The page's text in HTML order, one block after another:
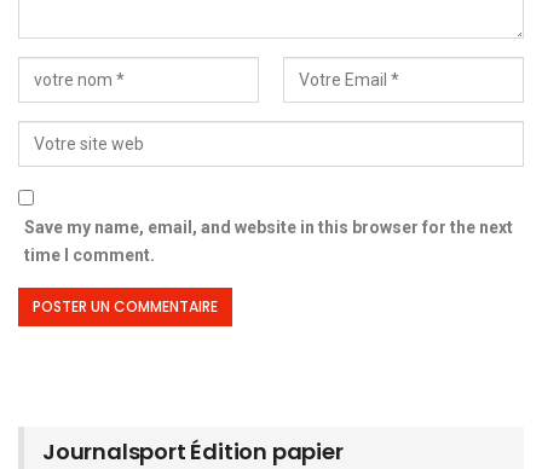
Save my name, email, and website in this browser for the next
time I comment.
Journalsport Édition papier